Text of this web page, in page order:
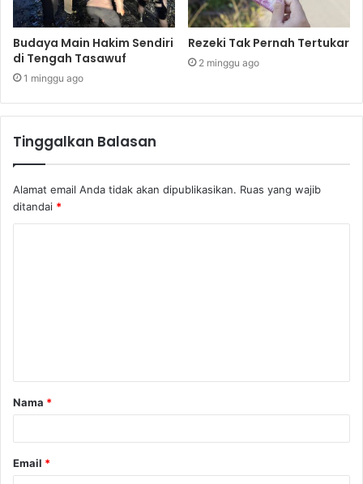
Budaya Main Hakim Sendiri
di Tengah Tasawuf
1 minggu ago
Rezeki Tak Pernah Tertukar
2 minggu ago
Tinggalkan Balasan
Alamat email Anda tidak akan dipublikasikan. Ruas yang wajib
ditandai *
a
r
Nama *
Email *